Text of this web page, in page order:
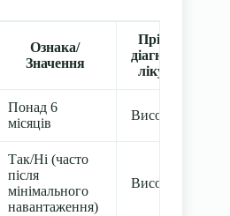
Ознака/
Значення
Пріоритет
діагностики/
лікування
Понад 6
місяців
Високий
Так/Ні (часто
після
мінімального
навантаження)
Високий